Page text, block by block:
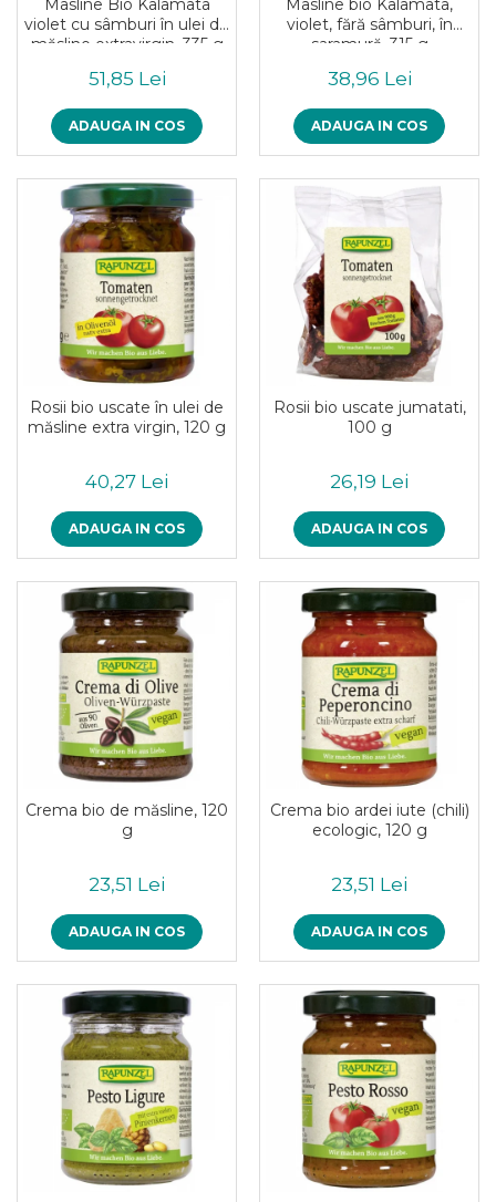
Masline Bio Kalamata
violet cu sâmburi în ulei de
măsline extravirgin, 335 g
51,85 Lei
ADAUGA IN COS
Masline bio Kalamata,
violet, fără sâmburi, în
saramură, 315 g
38,96 Lei
ADAUGA IN COS
Rosii bio uscate în ulei de
măsline extra virgin, 120 g
40,27 Lei
ADAUGA IN COS
Rosii bio uscate jumatati,
100 g
26,19 Lei
ADAUGA IN COS
Crema bio de măsline, 120
g
23,51 Lei
ADAUGA IN COS
Crema bio ardei iute (chili)
ecologic, 120 g
23,51 Lei
ADAUGA IN COS